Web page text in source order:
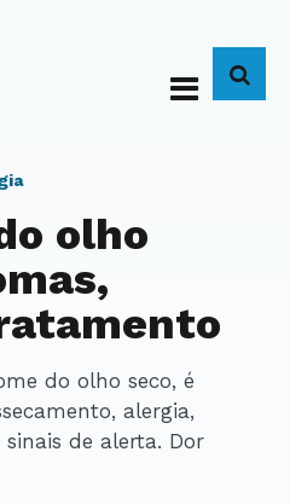
olho
alergia,
de alerta. Dor